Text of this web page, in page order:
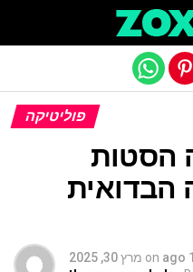
פוליטיקה
הסטות
הבדואית
on מרץ 30, 2025
Exit